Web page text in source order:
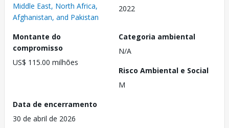
Middle East, North Africa,
Afghanistan, and Pakistan
2022
Montante do
compromisso
US$ 115.00 milhões
Categoria ambiental
N/A
Risco Ambiental e Social
M
Data de encerramento
30 de abril de 2026